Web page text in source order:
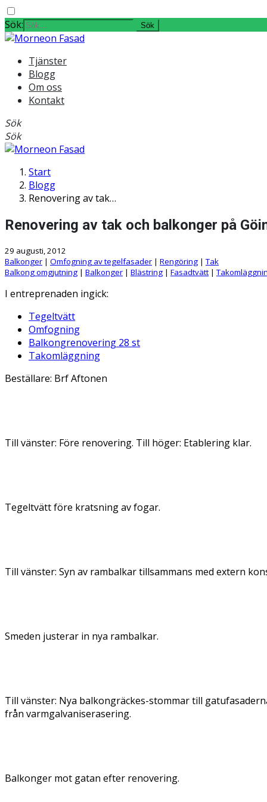
Sök:
Tjänster
Blogg
Om oss
Kontakt
Sök
Sök
Start
Blogg
Renovering av tak…
Renovering av tak och balkonger på
29 augusti, 2012
Balkonger | Omfogning av tegelfasader | Rengöring |Tak
Balkong omgjutning | Balkonger | Blästring | Fasadtvätt |
I entreprenaden ingick:
Tegeltvätt
Omfogning
Balkongrenovering 28 st
Takomläggning
Beställare: Brf Aftonen
Till vänster: Före renovering. Till höger: Etablering klar.
Tegeltvätt före kratsning av fogar.
Till vänster: Syn av rambalkar tillsammans med extern
Smeden justerar in nya rambalkar.
Till vänster: Nya balkongräckes-stommar till
från varmgalvaniserasering.
Balkonger mot gatan efter renovering.